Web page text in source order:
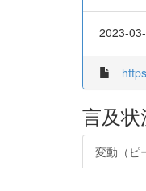
2023-
言及状
変動（ピ